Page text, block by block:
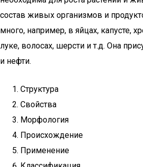
состав живых организмов и
много, например, в яйцах, капусте,
луке, волосах, шерсти и т.д. Она
и нефти.
Структура
Свойства
Морфология
Происхождение
Применение